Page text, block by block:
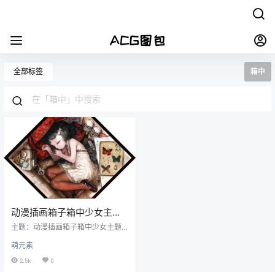
全部标签 箱中
动漫插画箱子箱中少女主题
图集原画高清壁纸CG图片素
主题：动漫插画箱子箱中少女主题
资料 格式：JPG/PNG 数量：已累
计更新109张， 该主题图包不定期
萌元素
2.5k 0